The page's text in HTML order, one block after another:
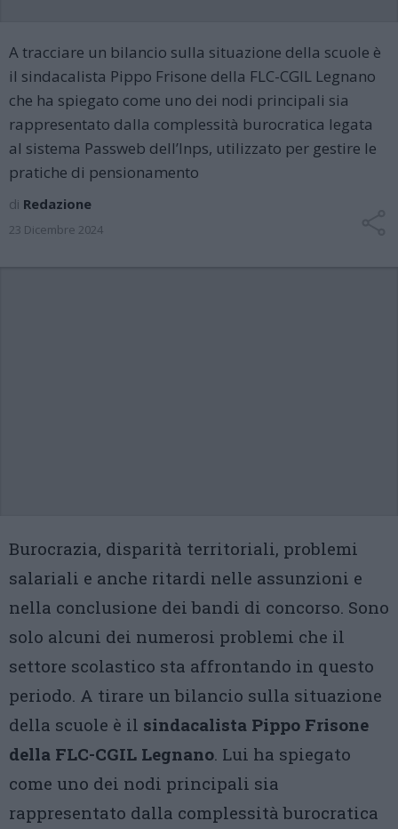
A tracciare un bilancio sulla situazione della scuole è
il sindacalista Pippo Frisone della FLC-CGIL Legnano
che ha spiegato come uno dei nodi principali sia
rappresentato dalla complessità burocratica legata
al sistema Passweb dell’Inps, utilizzato per gestire le
pratiche di pensionamento
di Redazione
23 Dicembre 2024
Burocrazia, disparità territoriali, problemi
salariali e anche ritardi nelle assunzioni e
nella conclusione dei bandi di concorso. Sono
solo alcuni dei numerosi problemi che il
settore scolastico sta affrontando in questo
periodo. A tirare un bilancio sulla situazione
della scuole è il sindacalista Pippo Frisone
della FLC-CGIL Legnano. Lui ha spiegato
come uno dei nodi principali sia
rappresentato dalla complessità burocratica